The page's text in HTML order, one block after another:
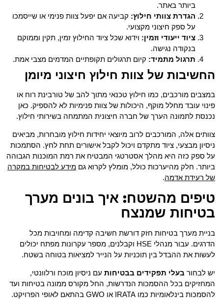
ביותר באתר.
הגדרת צוותי חילוץ: קביעה אם יפעל צוות פנימי או שייסמכו
על ספק חיצוני מקצועי.
ציוד ייעודי וזמין: וידוא שכל ציוד החילוץ זמין, תקין וממוקם
בנקודה נגישה.
תרגול מתמיד: קיום תרגולים תקופתיים המדמים מצבי אמת.
החשיבות של צוות חילוץ חיצוני מיומן
במצבים מורכבים, כמו חילוץ טכנאי מתוך להב של טורבינת רוח או
פינוי עובד מחלל מוקף, היכולות של צוות פנימיות לא להספיק. כאן
נכנסת לתמונה הערך של חברה חיצונית המתמחה בשירותי חילוץ.
צוותים אלה, המורכבים לרוב מיוצאי יחידות חילוץ מובחרות, מביאים
ניסיון מבצעי, ציוד מתקדם ויכול לקבל אישורים תחת לחץ. הסתמכות
על ספק כזה היא מהלך אסטרטגי המבטיח את רמת המוכנות הגבוהה
ביותר. חלק מהיערכות כולל, מומלץ לקרוא גם מידע לבטיחות במקרה
של רעידת אדמה.
טיפים מהשטח: איך בונים מערך
בטיחות שמנצח
בניית מערך בטיחות חזק דורשת חשיבה קדימה ומחויבות מכל
הדרגים. עבור מנהלי HSE וקבלנים, מספר עקרונות מפתח יכולים
לעשות את ההבדל בין תוכניות על הנייר למציאות בטוחה בשטח.
יש לבחור בעלי תפקידים בבטיחות עם ניסיון מוכח ורלוונטי,
המחזיקים בכל ההסמכות הנדרשות, החל מקורס ממונה בטיחות ועד
להסמכות בינלאומיות כמו IRATA או GWO בהתאם לאופי הפרויקט.